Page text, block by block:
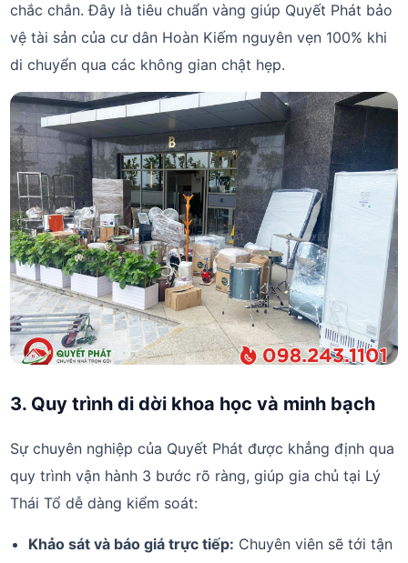
chắc chắn. Đây là tiêu chuẩn vàng giúp Quyết Phát bảo
vệ tài sản của cư dân Hoàn Kiếm nguyên vẹn 100% khi
di chuyển qua các không gian chật hẹp.
3. Quy trình di dời khoa học và minh bạch
Sự chuyên nghiệp của Quyết Phát được khẳng định qua
quy trình vận hành 3 bước rõ ràng, giúp gia chủ tại Lý
Thái Tổ dễ dàng kiểm soát:
Khảo sát và báo giá trực tiếp: Chuyên viên sẽ tới tận